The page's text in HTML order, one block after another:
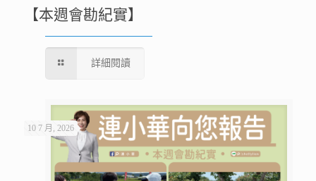
【本週會勘紀實】
詳細閱讀
10 7 月, 2026